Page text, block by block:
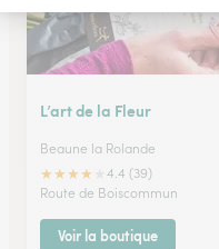
L’art de la Fleur
Beaune la Rolande
★★★★
4.4 (39)
Route de Boiscommun
Voir la boutique